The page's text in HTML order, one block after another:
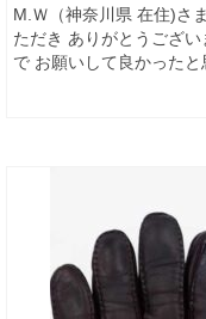
M.Ｗ（神奈川県 在住)さ
ただき ありがとうござ
で お願いして良かった